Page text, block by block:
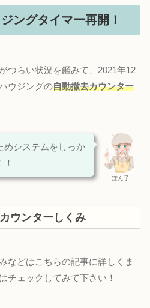
ングタイマー再開！
つらい状況を鑑みて、2021年12
ウジングの自動撤去カウンター
ぽん子
めシステムをしっか
ウンターしくみ
などはこちらの記事に詳しくま
チェックしてみて下さい！